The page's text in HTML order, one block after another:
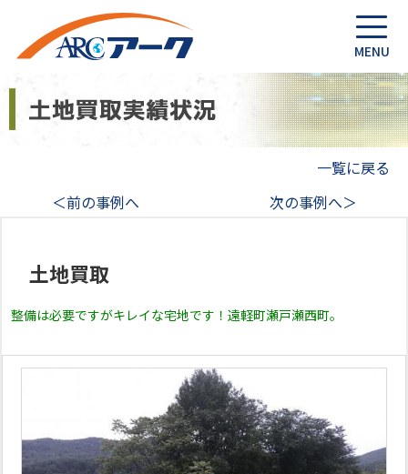
一覧に戻る
＜前の事例へ
次の事例へ＞
土地買取
整備は必要ですがキレイな宅地です！遠軽町瀬戸瀬西町。